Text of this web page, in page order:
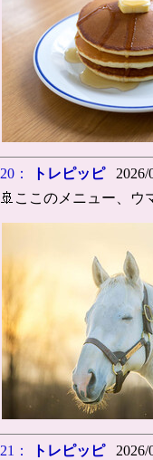
20： トレピッピ2026/
🚢ここのメニュー、ウ
21： トレピッピ2026/